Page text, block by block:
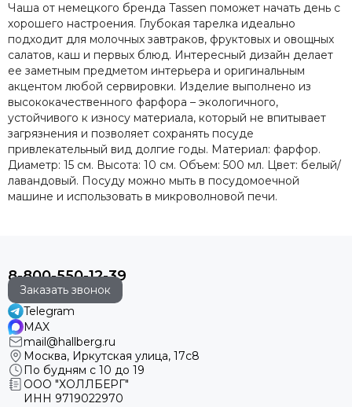
Чаша от немецкого бренда Tassen поможет начать день с
хорошего настроения. Глубокая тарелка идеально
подходит для молочных завтраков, фруктовых и овощных
салатов, каш и первых блюд. Интересный дизайн делает
ее заметным предметом интерьера и оригинальным
акцентом любой сервировки. Изделие выполнено из
высококачественного фарфора – экологичного,
устойчивого к износу материала, который не впитывает
загрязнения и позволяет сохранять посуде
привлекательный вид долгие годы. Материал: фарфор.
Диаметр: 15 см. Высота: 10 см. Объем: 500 мл. Цвет: белый/
лавандовый. Посуду можно мыть в посудомоечной
машине и использовать в микроволновой печи.
8-800-550-12-39
Заказать звонок
Telegram
MAX
mail@hallberg.ru
Москва, Иркутская улица, 17с8
По будням с 10 до 19
ООО "ХОЛЛБЕРГ"
ИНН 9719022970